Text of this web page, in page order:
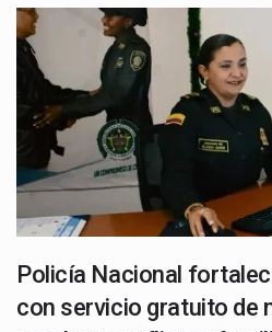
Policía Nacional
con servicio gratuito de